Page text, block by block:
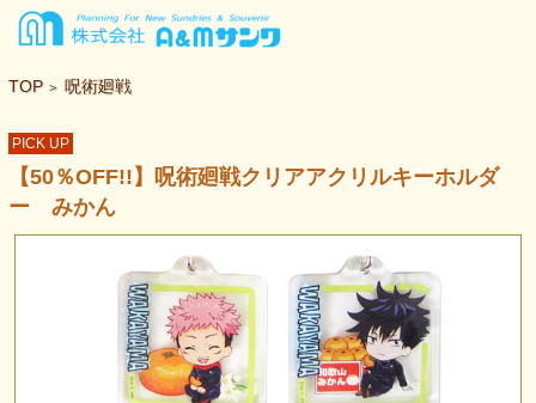
TOP > 呪術廻戦
PICK UP
【50％OFF!!】呪術廻戦クリアアクリルキーホルダ
ー みかん